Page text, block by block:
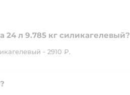
л 9.785 кг силикагелевый?
- 2910 ₽.